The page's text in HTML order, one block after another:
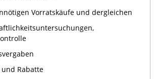
Vorratskäufe und dergleichen
und Rabatte